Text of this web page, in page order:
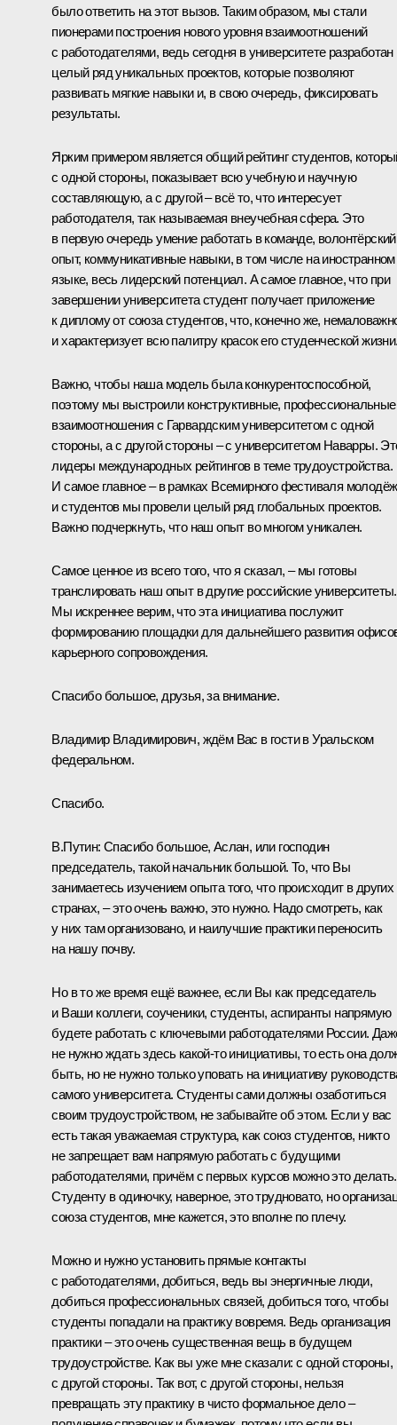
было ответить на этот вызов. Таким образом, мы стали
пионерами построения нового уровня взаимоотношений
с работодателями, ведь сегодня в университете разработан
целый ряд уникальных проектов, которые позволяют
развивать мягкие навыки и, в свою очередь, фиксировать
результаты.
Ярким примером является общий рейтинг студентов,
с одной стороны, показывает всю учебную и научную
составляющую, а с другой – всё то, что интересует
работодателя, так называемая внеучебная сфера. Это
в первую очередь умение работать в команде, волонтёрский
опыт, коммуникативные навыки, в том числе на иностранном
языке, весь лидерский потенциал. А самое главное, что при
завершении университета студент получает приложение
к диплому от союза студентов, что, конечно же,
и характеризует всю палитру красок его студенческой
Важно, чтобы наша модель была конкурентоспособной,
поэтому мы выстроили конструктивные, профессиональные
взаимоотношения с Гарвардским университетом с одной
стороны, а с другой стороны – с университетом Наварры.
лидеры международных рейтингов в теме трудоустройства.
И самое главное – в рамках Всемирного фестиваля
и студентов мы провели целый ряд глобальных проектов.
Важно подчеркнуть, что наш опыт во многом уникален.
Самое ценное из всего того, что я сказал, – мы готовы
транслировать наш опыт в другие российские университеты.
Мы искреннее верим, что эта инициатива послужит
формированию площадки для дальнейшего развития
карьерного сопровождения.
Спасибо большое, друзья, за внимание.
Владимир Владимирович, ждём Вас в гости в Уральском
федеральном.
Спасибо.
В.Путин: Спасибо большое, Аслан, или господин
председатель, такой начальник большой. То, что Вы
занимаетесь изучением опыта того, что происходит в других
странах, – это очень важно, это нужно. Надо смотреть, как
у них там организовано, и наилучшие практики переносить
на нашу почву.
Но в то же время ещё важнее, если Вы как председатель
и Ваши коллеги, соученики, студенты, аспиранты напрямую
будете работать с ключевыми работодателями России.
не нужно ждать здесь какой-то инициативы, то есть она
быть, но не нужно только уповать на инициативу
самого университета. Студенты сами должны озаботиться
своим трудоустройством, не забывайте об этом. Если у вас
есть такая уважаемая структура, как союз студентов, никто
не запрещает вам напрямую работать с будущими
работодателями, причём с первых курсов можно это делать.
Студенту в одиночку, наверное, это трудновато, но
союза студентов, мне кажется, это вполне по плечу.
Можно и нужно установить прямые контакты
с работодателями, добиться, ведь вы энергичные люди,
добиться профессиональных связей, добиться того, чтобы
студенты попадали на практику вовремя. Ведь организация
практики – это очень существенная вещь в будущем
трудоустройстве. Как вы уже мне сказали: с одной стороны,
с другой стороны. Так вот, с другой стороны, нельзя
превращать эту практику в чисто формальное дело –